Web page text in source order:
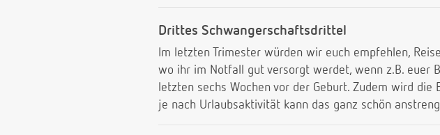
Drittes Schwangerschaftsdrittel
Im letzten Trimester würden wir euch empfehlen,
wo ihr im Notfall gut versorgt werdet, wenn z.B. euer
letzten sechs Wochen vor der Geburt. Zudem wird
je nach Urlaubsaktivität kann das ganz schön